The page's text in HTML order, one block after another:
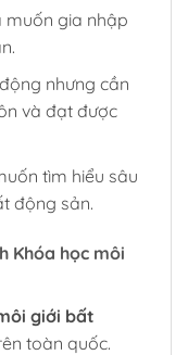
muốn gia nhập
nhưng cần
và đạt được
tìm hiểu sâu
động sản.
Khóa học môi
giới bất
toàn quốc.